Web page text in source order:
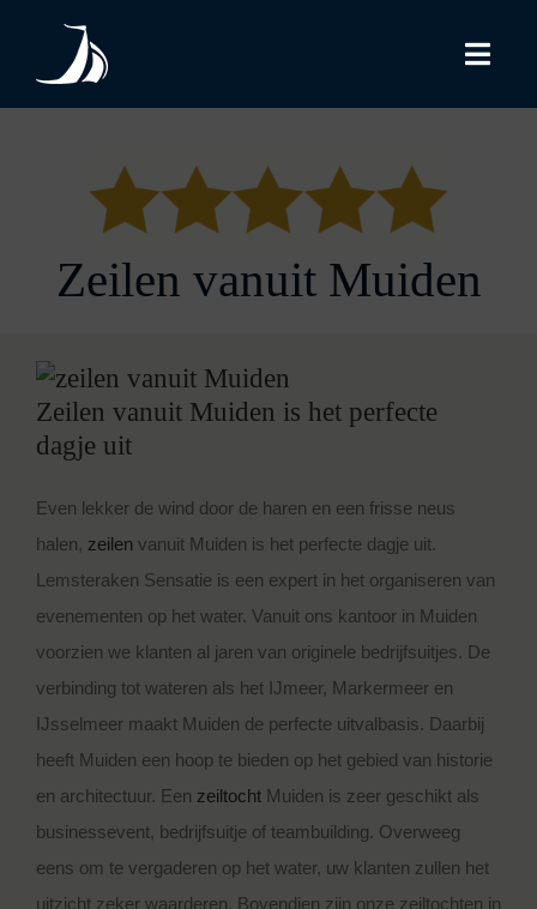
content
Afvaarthavens
Extra informatie
Eten & drinken
Zeilen vanuit Muiden
Zeilen vanuit Muiden is het perfecte
dagje uit
Even lekker de wind door de haren en een frisse neus
halen, zeilen vanuit Muiden is het perfecte dagje uit.
Lemsteraken Sensatie is een expert in het organiseren van
evenementen op het water. Vanuit ons kantoor in Muiden
voorzien we klanten al jaren van originele bedrijfsuitjes. De
verbinding tot wateren als het IJmeer, Markermeer en
IJsselmeer maakt Muiden de perfecte uitvalbasis. Daarbij
heeft Muiden een hoop te bieden op het gebied van historie
en architectuur. Een zeiltochtMuiden is zeer geschikt als
businessevent, bedrijfsuitje of teambuilding. Overweeg
eens om te vergaderen op het water, uw klanten zullen het
uitzicht zeker waarderen. Bovendien zijn onze zeiltochten in